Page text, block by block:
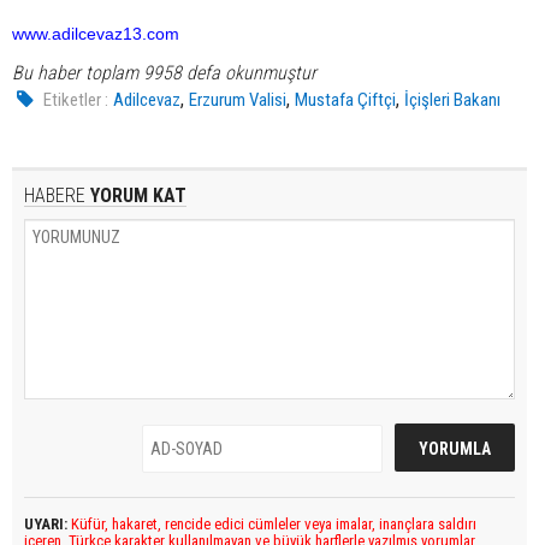
www.adilcevaz13.com
Bu haber toplam 9958 defa okunmuştur
Etiketler : Adilcevaz,Erzurum Valisi,Mustafa Çiftçi, İçişleri Bakanı
HABERE YORUM KAT
UYARI: Küfür, hakaret, rencide edici cümleler veya imalar, inançlara saldırı
içeren, Türkçe karakter kullanılmayan ve büyük harflerle yazılmış yorumlar